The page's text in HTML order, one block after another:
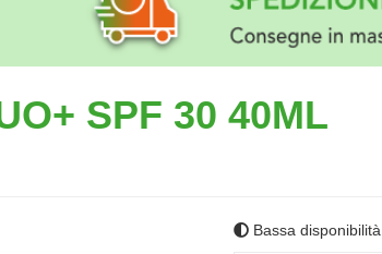
SPF 30 40ML
Bassa disponibilità